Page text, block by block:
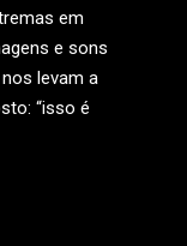
em
e sons
levam a
“isso é